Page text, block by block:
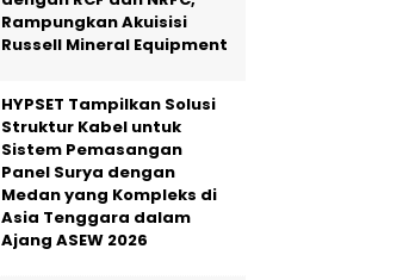
Rampungkan Akuisisi
Russell Mineral Equipment
HYPSET Tampilkan Solusi
Struktur Kabel untuk
Sistem Pemasangan
Panel Surya dengan
Medan yang Kompleks di
Asia Tenggara dalam
Ajang ASEW 2026